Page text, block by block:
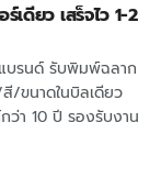
เดียว เสร็จไว 1-2
แบรนด์ รับพิมพ์ฉลาก
/ขนาดในบิลเดียว
ว่า 10 ปี รองรับงาน